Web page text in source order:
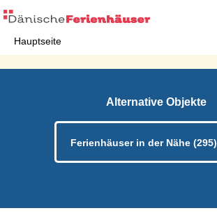
Hauptseite
Alternative Objekte
Ferienhäuser in der Nähe (295)